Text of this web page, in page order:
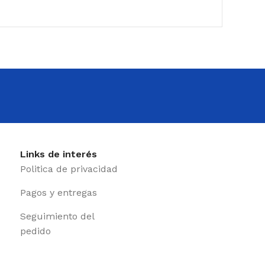
Links de interés
Politica de privacidad
Pagos y entregas
Seguimiento del
pedido